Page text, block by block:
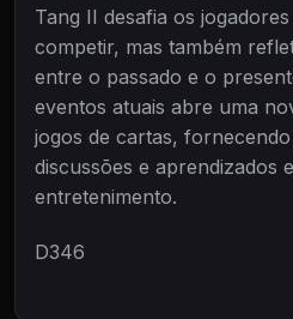
Tang II desafia os
competir, mas também
entre o passado e o
eventos atuais abre uma
jogos de cartas,
discussões e aprendizados
entretenimento.
D346